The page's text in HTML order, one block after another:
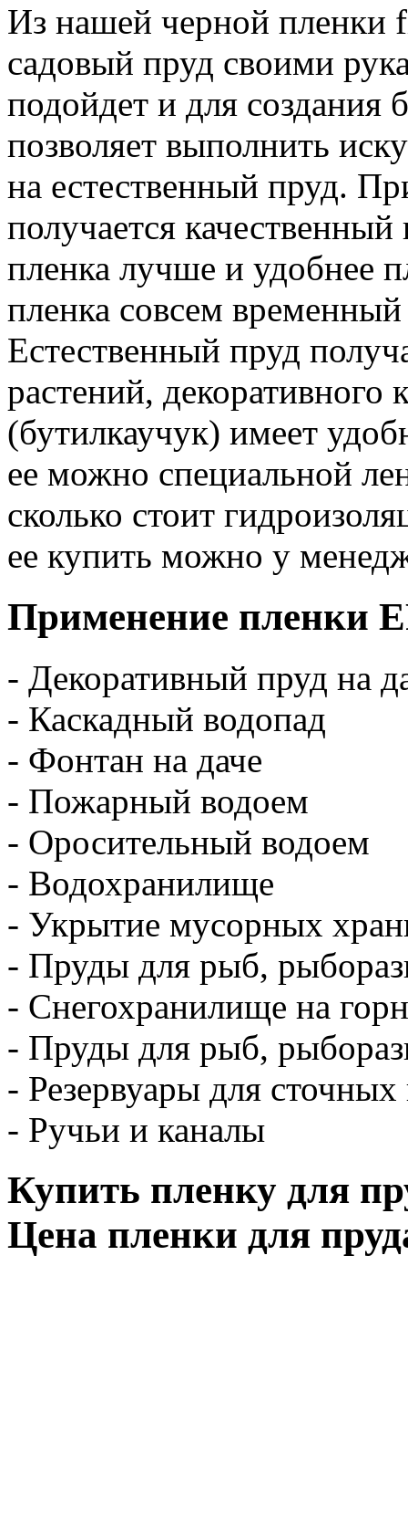
Из нашей черной пленки
садовый пруд своими
подойдет и для создания
позволяет выполнить
на естественный пруд.
получается
пленка лучше и удобнее
пленка совсем
Естественный пруд
растений, декоративного
(бутилкаучук) имеет
ее можно специальной
сколько стоит
ее купить можно у
Применение пленки
- Декоративный пруд на
- Каскадный водопад
- Фонтан на даче
- Пожарный водоем
- Оросительный водоем
- Водохранилище
- Укрытие мусорных
- Пруды для рыб,
- Снегохранилище на
- Пруды для рыб,
- Резервуары для сточных
- Ручьи и каналы
Купить пленку для
Цена пленки для